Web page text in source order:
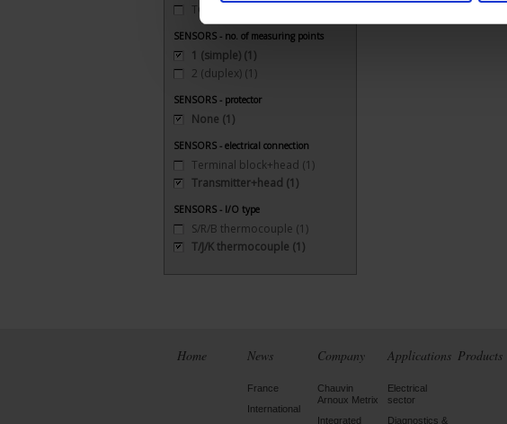
TC T 350 °C maxi
SENSORS - no. of measuring points
1 (simple) (1)
2 (duplex) (1)
SENSORS - protector
None (1)
SENSORS - electrical connection
Terminal block+head (1)
Transmitter+head (1)
SENSORS - I/O type
S/R/B thermocouple (1)
T/J/K thermocouple (1)
Home News
France
International
Company
Chauvin
Arnoux Metrix
Integrated
Applications
Electrical
sector
Diagnostics &
Products